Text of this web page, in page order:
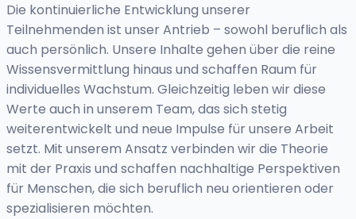
Die kontinuierliche Entwicklung unserer
Teilnehmenden ist unser Antrieb – sowohl beruflich als
auch persönlich. Unsere Inhalte gehen über die reine
Wissensvermittlung hinaus und schaffen Raum für
individuelles Wachstum. Gleichzeitig leben wir diese
Werte auch in unserem Team, das sich stetig
weiterentwickelt und neue Impulse für unsere Arbeit
setzt. Mit unserem Ansatz verbinden wir die Theorie
mit der Praxis und schaffen nachhaltige Perspektiven
für Menschen, die sich beruflich neu orientieren oder
spezialisieren möchten.